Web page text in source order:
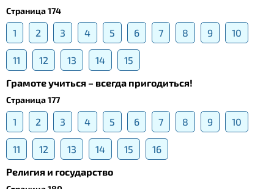
Страница 174
1 2 3 4 5 6 7 8 9 10
11 12 13 14
15
Грамоте учиться – всегда пригодиться!
Страница 177
1 2 3 4 5 6 7 8 9 10
11 12 13 14 15
16
Религия и государство